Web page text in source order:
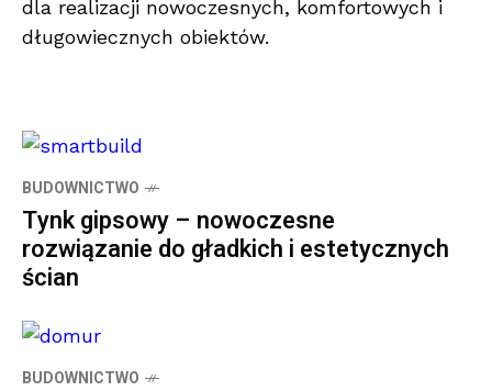
dla realizacji nowoczesnych, komfortowych i
długowiecznych obiektów.
BUDOWNICTWO
Tynk gipsowy – nowoczesne
rozwiązanie do gładkich i estetycznych
ścian
BUDOWNICTWO